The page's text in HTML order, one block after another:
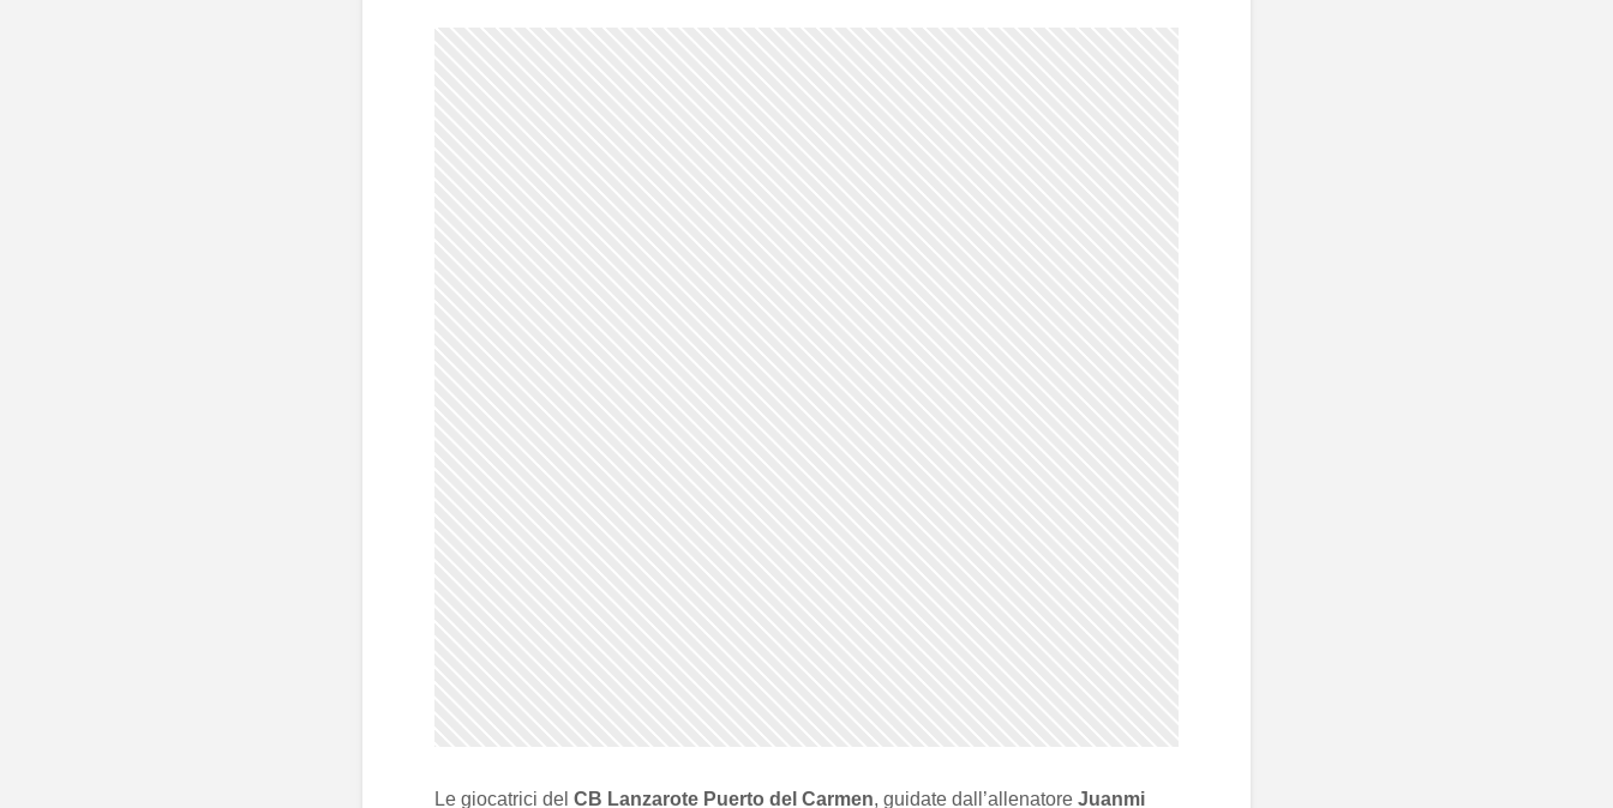
Le giocatrici del CB Lanzarote Puerto del Carmen, guidate dall’allenatore Juanmi